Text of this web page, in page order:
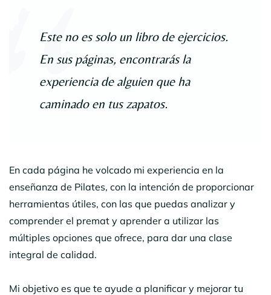
Este no es solo un libro de ejercicios.
En sus páginas, encontrarás la
experiencia de alguien que ha
caminado en tus zapatos.
En cada página he volcado mi experiencia en la
enseñanza de Pilates, con la intención de proporcionar
herramientas útiles, con las que puedas analizar y
comprender el premat y aprender a utilizar las
múltiples opciones que ofrece, para dar una clase
integral de calidad.
Mi objetivo es que te ayude a planificar y mejorar tu